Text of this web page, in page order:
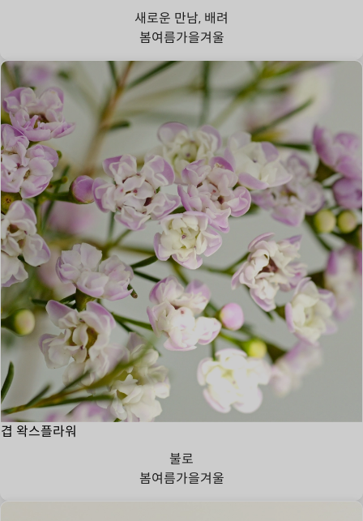
새로운 만남, 배려
봄여름가을겨울
겹 왁스플라워
불로
봄여름가을겨울